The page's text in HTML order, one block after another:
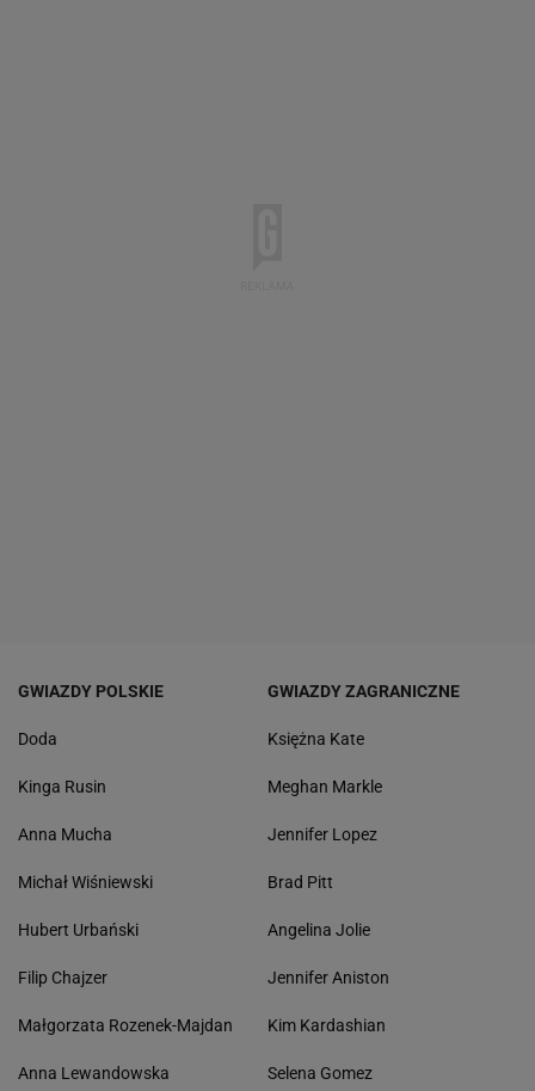
GWIAZDY POLSKIE
Doda
Kinga Rusin
Anna Mucha
Michał Wiśniewski
Hubert Urbański
Filip Chajzer
Małgorzata Rozenek-Majdan
Anna Lewandowska
GWIAZDY ZAGRANICZNE
Księżna Kate
Meghan Markle
Jennifer Lopez
Brad Pitt
Angelina Jolie
Jennifer Aniston
Kim Kardashian
Selena Gomez